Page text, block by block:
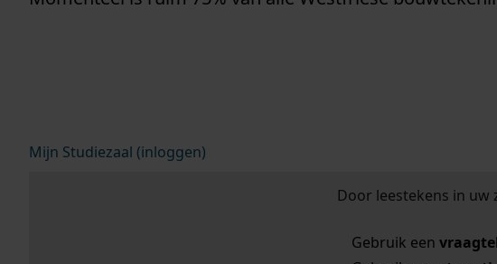
Mijn Studiezaal (inloggen)
Door leestekens in
Gebruik een